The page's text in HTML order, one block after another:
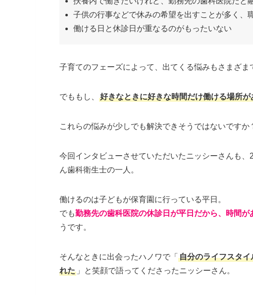
子供の行事などで休みの希望を出すことが多く、
働ける日と休診日が重なるのがもったいない
子育てのフェーズによって、出てくる悩みもさまざま
でももし、 好きなときに好きな時間だけ働ける場所
これらの悩みが少しでも解決できそうではないですか
今回インタビューさせていただいたニッシーさんも
ん歯科衛生士の一人。
働けるのは子どもが保育園に行っている平日。
でも勤務先の歯科医院の休診日が平日だから、時間
うです。
そんなときに出会ったハノワで「 自分のライフスタ
れた 」と笑顔で語ってくださったニッシーさん。